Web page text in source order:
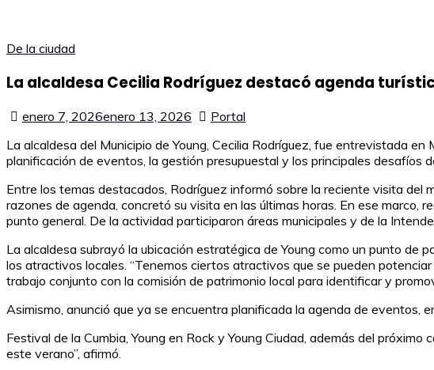
De la ciudad
La alcaldesa Cecilia Rodríguez destacó agenda
enero 7, 2026enero 13, 2026
Portal
La alcaldesa del Municipio de Young, Cecilia Rodríguez, fue entrevistada
planificación de eventos, la gestión presupuestal y los principales desafíos
Entre los temas destacados, Rodríguez informó sobre la reciente visita del
razones de agenda, concretó su visita en las últimas horas. En ese marco,
punto general. De la actividad participaron áreas municipales y de la
La alcaldesa subrayó la ubicación estratégica de Young como un punto de
los atractivos locales. “Tenemos ciertos atractivos que se pueden
trabajo conjunto con la comisión de patrimonio local para identificar y
Asimismo, anunció que ya se encuentra planificada la agenda de eventos,
Festival de la Cumbia, Young en Rock y Young Ciudad, además del
este verano”, afirmó.